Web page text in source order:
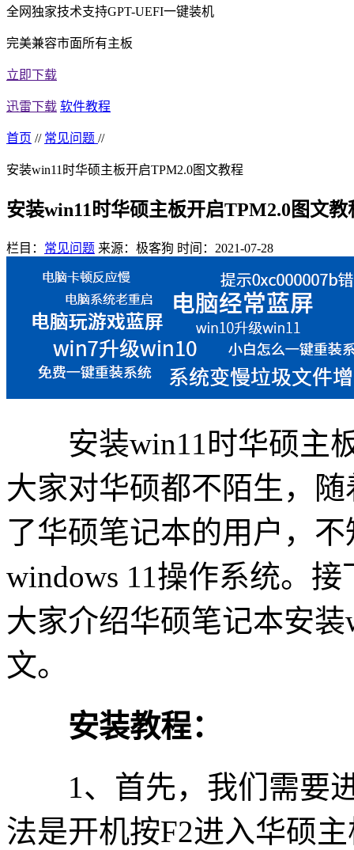
全网独家技术支持GPT-UEFI一键装机
完美兼容市面所有主板
立即下载
迅雷下载 软件教程
首页 // 常见问题 //
安装win11时华硕主板开启TPM2.0图文教程
安装win11时华硕主板开启TPM2.0图文教
栏目： 常见问题 来源：极客狗 时间：2021-07-28
安装win11时华硕主板
大家对华硕都不陌生，
了华硕笔记本的用户，
windows 11操作系统。
大家介绍华硕笔记本安
文。
安装教程：
1、首先，我们需要进
法是开机按F2进入华硕